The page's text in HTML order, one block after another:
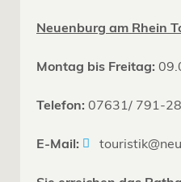
Neuenburg am Rhein
Montag bis Freitag:
Telefon: 07631/ 791-
E-Mail: